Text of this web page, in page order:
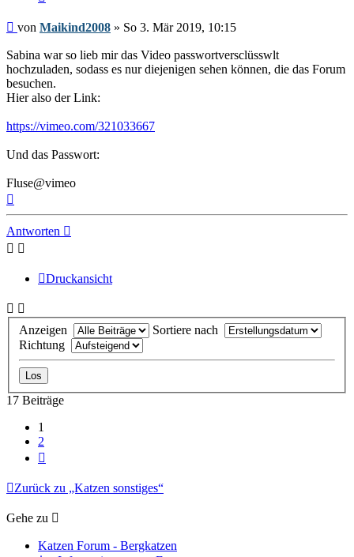
Beitrag
von Maikind2008 » So 3. Mär 2019, 10:15
Sabina war so lieb mir das Video passwortversclüsswlt
hochzuladen, sodass es nur diejenigen sehen können, die das Forum
besuchen.
Hier also der Link:
https://vimeo.com/321033667
Und das Passwort:
Fluse@vimeo
Antworten
Druckansicht
Anzeigen
Sortiere nach
Richtung
17 Beiträge
1
2
Zurück zu „Katzen sonstiges“
Gehe zu
Katzen Forum - Bergkatzen